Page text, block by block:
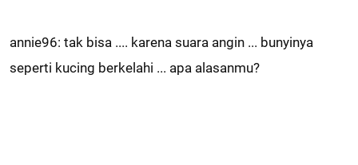
annie96: tak bisa .... karena suara angin ... bunyinya
seperti kucing berkelahi ... apa alasanmu?